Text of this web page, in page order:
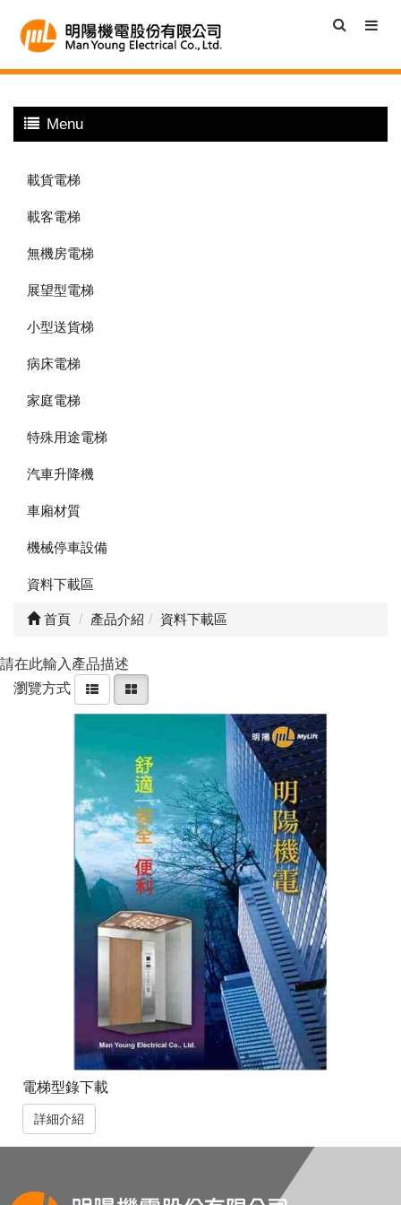
Menu
載貨電梯
載客電梯
無機房電梯
展望型電梯
小型送貨梯
病床電梯
家庭電梯
特殊用途電梯
汽車升降機
車廂材質
機械停車設備
資料下載區
首頁 產品介紹 資料下載區
請在此輸入產品描述
瀏覽方式
電梯型錄下載
詳細介紹